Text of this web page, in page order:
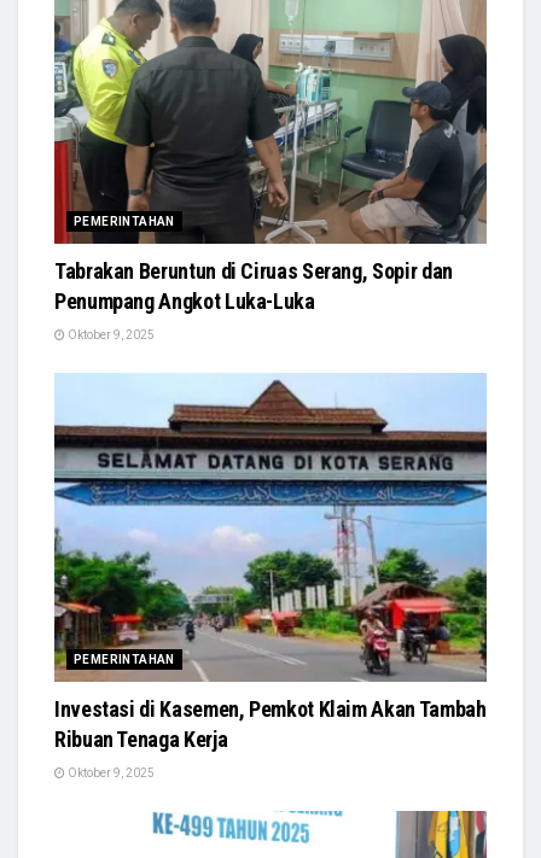
PEMERINTAHAN
Tabrakan Beruntun di Ciruas Serang, Sopir dan
Penumpang Angkot Luka-Luka
Oktober 9, 2025
PEMERINTAHAN
Investasi di Kasemen, Pemkot Klaim Akan Tambah
Ribuan Tenaga Kerja
Oktober 9, 2025